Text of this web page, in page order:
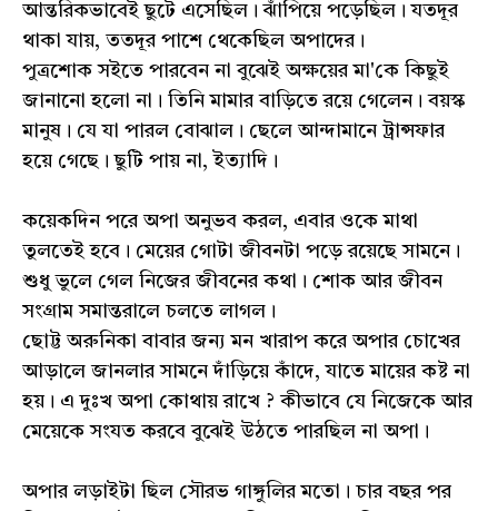
আন্তরিকভাবেই ছুটে এসেছিল। ঝাঁপিয়ে পড়েছিল। যতদূর
থাকা যায়, ততদূর পাশে থেকেছিল অপাদের।
পুত্রশোক সইতে পারবেন না বুঝেই অক্ষয়ের মা'কে কিছুই
জানানো হলো না। তিনি মামার বাড়িতে রয়ে গেলেন। বয়স্ক
মানুষ। যে যা পারল বোঝাল। ছেলে আন্দামানে ট্রান্সফার
হয়ে গেছে। ছুটি পায় না, ইত্যাদি।
কয়েকদিন পরে অপা অনুভব করল, এবার ওকে মাথা
তুলতেই হবে। মেয়ের গোটা জীবনটা পড়ে রয়েছে সামনে।
শুধু ভুলে গেল নিজের জীবনের কথা। শোক আর জীবন
সংগ্রাম সমান্তরালে চলতে লাগল।
ছোট্ট অরুনিকা বাবার জন্য মন খারাপ করে অপার চোখের
আড়ালে জানলার সামনে দাঁড়িয়ে কাঁদে, যাতে মায়ের কষ্ট না
হয়। এ দুঃখ অপা কোথায় রাখে ? কীভাবে যে নিজেকে আর
মেয়েকে সংযত করবে বুঝেই উঠতে পারছিল না অপা।
অপার লড়াইটা ছিল সৌরভ গাঙ্গুলির মতো। চার বছর পর